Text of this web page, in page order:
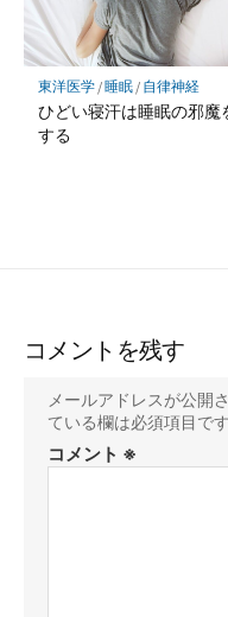
東洋医学/睡眠/ 自律神経
ひどい寝汗は睡眠の邪魔
する
コメントを残す
メールアドレスが公開
ている欄は必須項目です
コメント ※